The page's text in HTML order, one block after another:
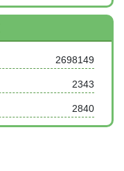
2698149
2343
2840